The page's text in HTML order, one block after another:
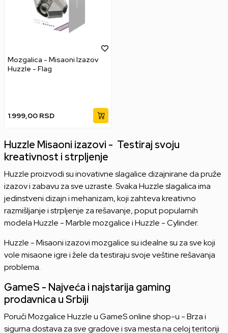
Mozgalica - Misaoni Izazov
Huzzle - Flag
1.999,00 RSD
Huzzle Misaoni izazovi - Testiraj svoju
kreativnost i strpljenje
Huzzle proizvodi su inovativne slagalice dizajnirane da pruže
izazov i zabavu za sve uzraste. Svaka Huzzle slagalica ima
jedinstveni dizajn i mehanizam, koji zahteva kreativno
razmišljanje i strpljenje za rešavanje, poput popularnih
modela Huzzle - Marble mozgalice i Huzzle - Cylinder.
Huzzle - Misaoni izazovi mozgalice su idealne su za sve koji
vole misaone igre i žele da testiraju svoje veštine rešavanja
problema.
GameS - Najveća i najstarija gaming
prodavnica u Srbiji
Poruči Mozgalice Huzzle u GameS online shop-u - Brza i
sigurna dostava za sve gradove i sva mesta na celoj teritoriji